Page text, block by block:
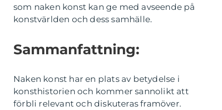
som naken konst kan ge med avseende på
konstvärlden och dess samhälle.
Sammanfattning:
Naken konst har en plats av betydelse i
konsthistorien och kommer sannolikt att
förbli relevant och diskuteras framöver.